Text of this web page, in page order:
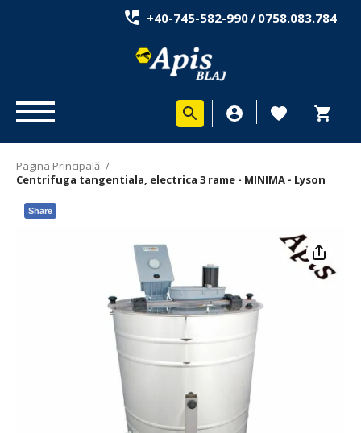
+40-745-582-990/ 0758.083.784
Pagina Principală /
Centrifuga tangentiala, electrica 3 rame - MINIMA - Lyson
Share